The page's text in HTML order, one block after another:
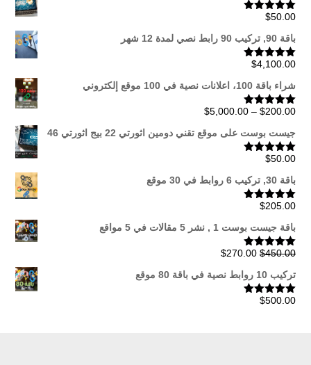
تم التقييم
$50.00
باقة 90, تركيب 90 رابط نصي لمدة 12 شهر
تم التقييم$4,100.00
شراء باقة 100، اعلانات نصية في 100 موقع إلكتروني
تم التقييم
$200.00
–
$5,000.00 نطاق
من
خلال
جيست بوست على موقع تقني دومين اثورتي 22 بيج اثورتي 46
تم التقييم
$50.00
باقة 30, تركيب 6 روابط في 30 موقع
تم التقييم
$205.00
باقة جيست بوست 1 , نشر 5 مقالات في 5 مواقع
تم التقييم
$450.00
السعر
الأصلي
هو:
$270.00 السعر
تركيب 10 روابط نصية في باقة 80 موقع
تم التقييم
$500.00